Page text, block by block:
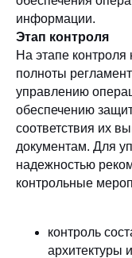
информации.
Этап контроля
На этапе контроля
полноты
управлению
обеспечению
соответствия их
документам. Для
надежностью
контрольные
контроль
архитектуры